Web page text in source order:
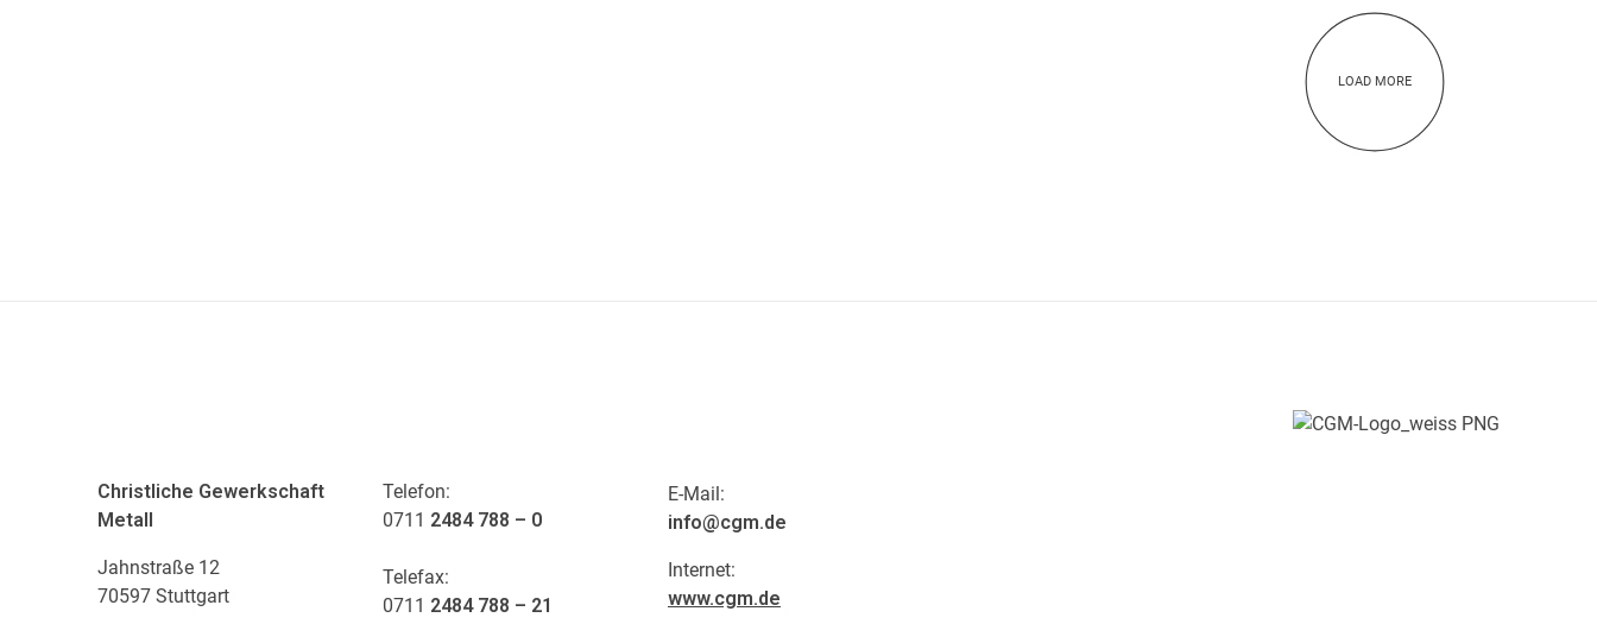
LOAD MORE
Christliche Gewerkschaft
Metall
Jahnstraße 12
70597 Stuttgart
Telefon:
0711 2484 788 – 0
Telefax:
0711 2484 788 – 21
E-Mail:
info@cgm.de
Internet:
www.cgm.de